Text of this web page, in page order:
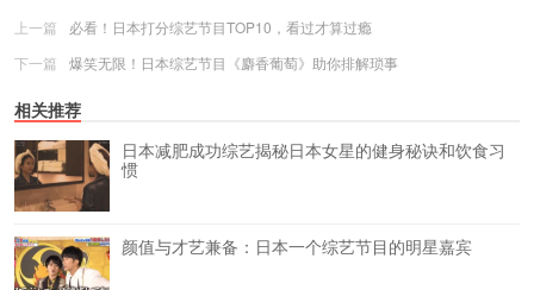
上一篇
必看！日本打分综艺节目TOP10，看过才算过瘾
下一篇
爆笑无限！日本综艺节目《麝香葡萄》助你排解琐事
相关推荐
日本减肥成功综艺揭秘日本女星的健身秘诀和饮食习
惯
颜值与才艺兼备：日本一个综艺节目的明星嘉宾